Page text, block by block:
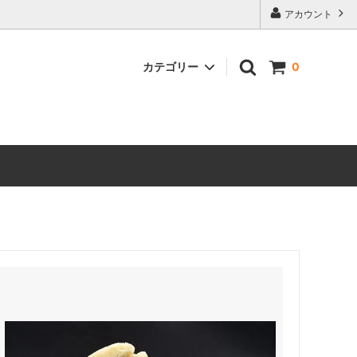
アカウント
0
カテゴリー